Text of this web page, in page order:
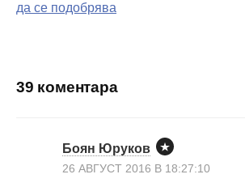
поста
да се подобрява
39 коментара
Боян Юруков
26 АВГУСТ 2016 В 18:27:10